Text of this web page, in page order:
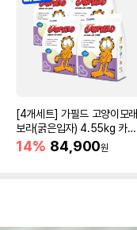
[4개세트] 가필드 고양이모래
보라(굵은입자) 4.55kg 카사
바모래
14% 84,900원